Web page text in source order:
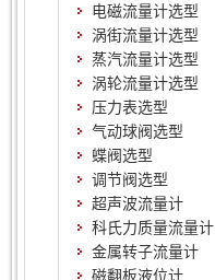
电磁流量计选型
涡街流量计选型
蒸汽流量计选型
涡轮流量计选型
压力表选型
气动球阀选型
蝶阀选型
调节阀选型
超声波流量计
科氏力质量流量计
金属转子流量计
磁翻板液位计